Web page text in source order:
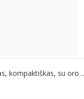
kompaktiškas, su oro ..